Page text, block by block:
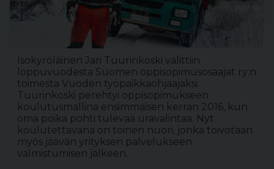
Isokyröläinen Jari Tuurinkoski valittiin
loppuvuodesta Suomen oppisopimusosaajat ry:n
toimesta Vuoden työpaikkaohjaajaksi.
Tuurinkoski perehtyi oppisopimukseen
koulutusmallina ensimmäisen kerran 2016, kun
oma poika pohti tulevaa uravalintaa. Nyt
koulutettavana on toinen nuori, jonka toivotaan
myös jäävän yrityksen palvelukseen
valmistumisen jälkeen.